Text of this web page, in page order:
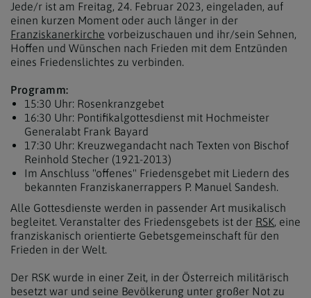
Jede/r ist am Freitag, 24. Februar 2023, eingeladen, auf
einen kurzen Moment oder auch länger in der
Franziskanerkirche vorbeizuschauen und ihr/sein Sehnen,
Hoffen und Wünschen nach Frieden mit dem Entzünden
eines Friedenslichtes zu verbinden.
Programm:
15:30 Uhr: Rosenkranzgebet
16:30 Uhr: Pontifikalgottesdienst mit Hochmeister
Generalabt Frank Bayard
17:30 Uhr: Kreuzwegandacht nach Texten von Bischof
Reinhold Stecher (1921-2013)
Im Anschluss "offenes" Friedensgebet mit Liedern des
bekannten Franziskanerrappers P. Manuel Sandesh.
Alle Gottesdienste werden in passender Art musikalisch
begleitet. Veranstalter des Friedensgebets ist der RSK, eine
franziskanisch orientierte Gebetsgemeinschaft für den
Frieden in der Welt.
Der RSK wurde in einer Zeit, in der Österreich militärisch
besetzt war und seine Bevölkerung unter großer Not zu